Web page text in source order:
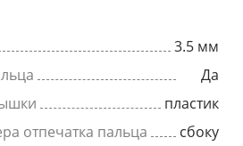
3.5 мм
Да
пластик
отпечатка пальца
сбоку